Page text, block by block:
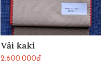
Vải kaki
2.600.000đ